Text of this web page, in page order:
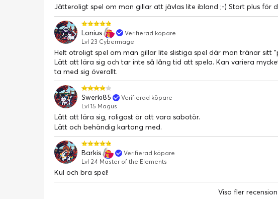
Jätteroligt spel om man gillar att jävlas lite ibland ;-) Stort plus för
Lonius
Verifierad köpare
Lvl 23 Cybermage
Helt otroligt spel om man gillar lite slistiga spel där man tränar sitt
Lätt att lära sig och tar inte så lång tid att spela. Kan variera
ta med sig överallt.
Swerki85
Verifierad köpare
Lvl 15 Magus
Lätt att lära sig, roligast är att vara sabotör.
Lätt och behändig kartong med.
Barkis
Verifierad köpare
Lvl 24 Master of the Elements
Kul och bra spel!
Visa fler